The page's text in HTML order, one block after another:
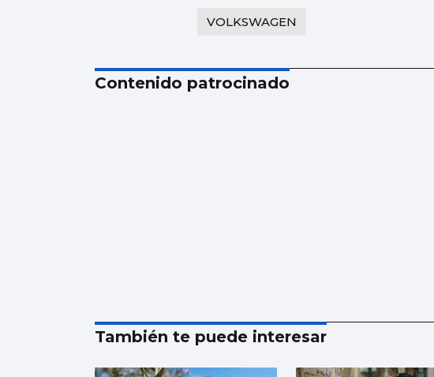
VOLKSWAGEN
Contenido patrocinado
También te puede interesar